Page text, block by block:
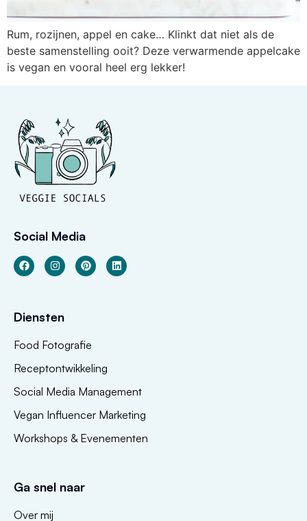
Rum, rozijnen, appel en cake… Klinkt dat niet als de
beste samenstelling ooit? Deze verwarmende appelcake
is vegan en vooral heel erg lekker!
Social Media
Diensten
Food Fotografie
Receptontwikkeling
Social Media Management
Vegan Influencer Marketing
Workshops & Evenementen
Ga snel naar
Over mij